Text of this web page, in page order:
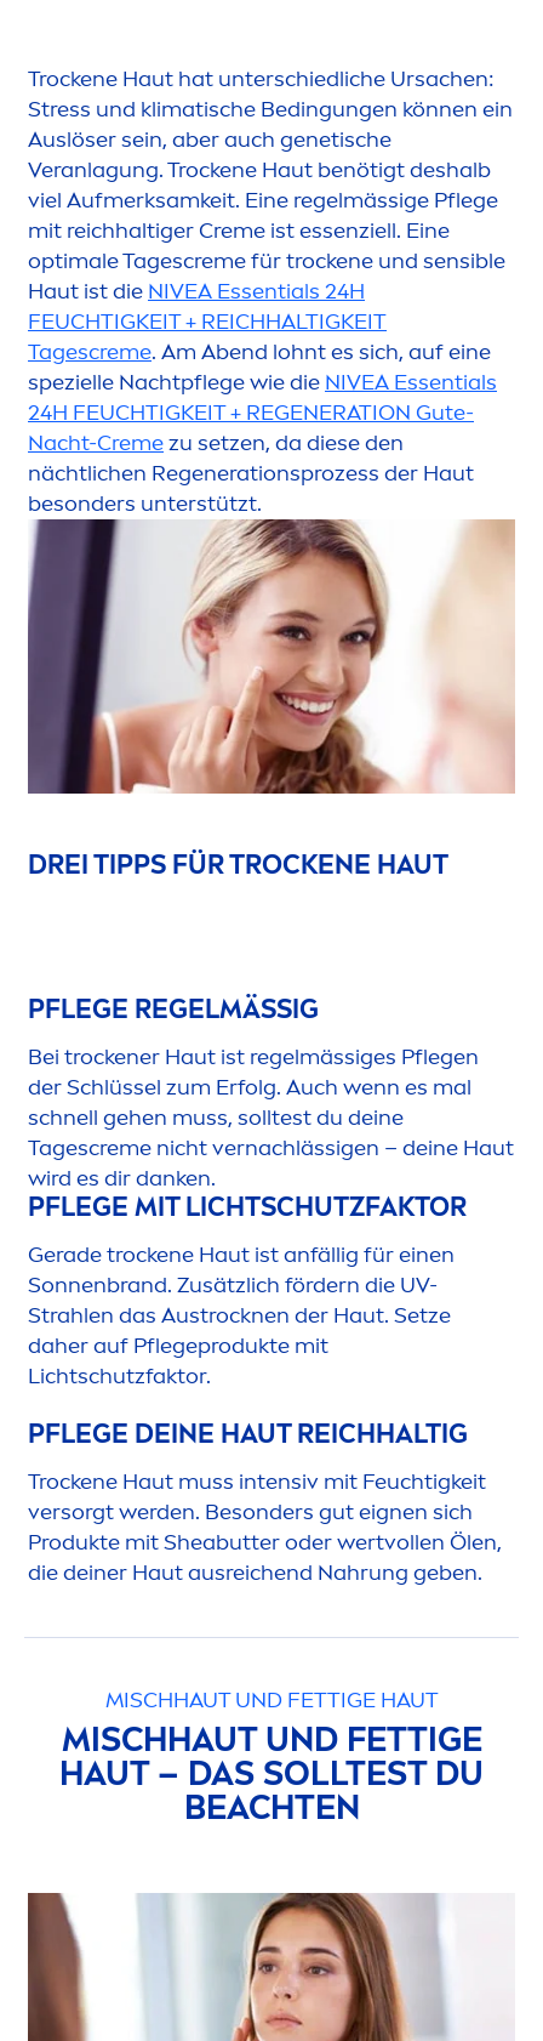
Trockene Haut hat unterschiedliche Ursachen:
Stress und klimatische Bedingungen können ein
Auslöser sein, aber auch genetische
Veranlagung. Trockene Haut benötigt deshalb
viel Aufmerksamkeit. Eine regelmässige Pflege
mit reichhaltiger Creme ist essenziell. Eine
optimale Tagescremefür trockene und sensible
Haut ist die NIVEA Essentials 24H
FEUCHTIGKEIT + REICHHALTIGKEIT
Tagescreme. Am Abend lohnt es sich, auf eine
spezielle Nachtpflege wie die NIVEA Essentials
24H FEUCHTIGKEIT + REGENERATION Gute-
Nacht-Cremezu setzen, da diese den
nächtlichen Regenerationsprozess der Haut
besonders unterstützt.
DREI TIPPS FÜR TROCKENE HAUT
PFLEGE REGELMÄSSIG
Bei trockener Haut ist regelmässiges Pflegen
der Schlüssel zum Erfolg. Auch wenn es mal
schnell gehen muss, solltest du deine
Tagescreme nicht vernachlässigen – deine Haut
wird es dir danken.
PFLEGE MIT LICHTSCHUTZFAKTOR
Gerade trockene Haut ist anfällig für einen
Sonnenbrand. Zusätzlich fördern die UV-
Strahlen das Austrocknen der Haut. Setze
daher auf Pflegeprodukte mit
Lichtschutzfaktor.
PFLEGE DEINE HAUT REICHHALTIG
Trockene Haut muss intensiv mit Feuchtigkeit
versorgt werden. Besonders gut eignen sich
Produkte mit Sheabutteroder wertvollen Ölen,
die deiner Haut ausreichend Nahrung geben.
MISCHHAUT UND FETTIGE HAUT
MISCHHAUT UND FETTIGE
HAUT – DAS SOLLTEST DU
BEACHTEN